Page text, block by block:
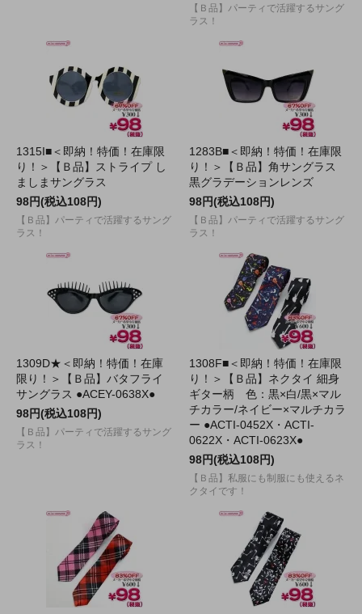
【Ｂ品】パーティで活躍するサング
ラス！
1315I■＜即納！特価！在庫限
り！＞【Ｂ品】ストライプ し
ましまサングラス
98円(税込108円)
【Ｂ品】パーティで活躍するサング
ラス！
1283B■＜即納！特価！在庫限
り！＞【Ｂ品】角サングラス
黒グラデーションレンズ
98円(税込108円)
【Ｂ品】パーティで活躍するサング
ラス！
1309D★＜即納！特価！在庫
限り！＞【Ｂ品】バタフライ
サングラス ●ACEY-0638X●
98円(税込108円)
【Ｂ品】パーティで活躍するサング
ラス！
1308F■＜即納！特価！在庫限
り！＞【Ｂ品】ネクタイ 細身
ギター柄 色：黒×白/黒×マル
チカラー/ネイビー×マルチカラ
ー ●ACTI-0452X・ACTI-
0622X・ACTI-0623X●
98円(税込108円)
【Ｂ品】私服にも制服にも使えるネ
クタイです！